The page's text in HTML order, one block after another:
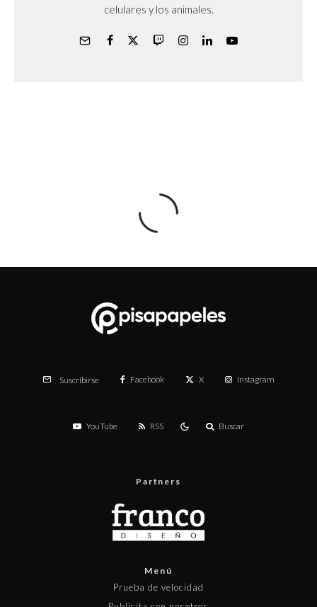
celulares y los animales.
Suscribirse Facebook X Instagram
YouTube RSS Buscar
Partners
Menú
Prueba de velocidad